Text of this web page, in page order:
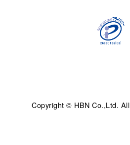
Copyright © HBN Co.,Ltd.